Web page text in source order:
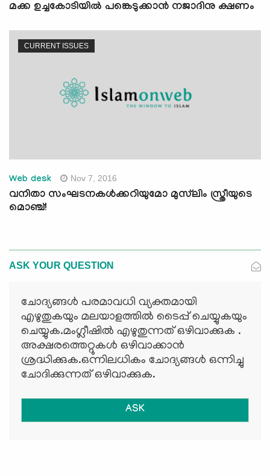
മക്ക ഉച്ചകോടിയില്‍ പങ്കെടുക്കാന്‍ നജാദിനു ക്ഷണം
CURRENT ISSUES
Web desk Nov 7, 2016
വനിതാ സംഘടനകള്‍ക്കറിയുമോ മുസ്‌ലിം സ്ത്രീയുടെ
മൊഞ്ച്!
ASK YOUR QUESTION
ചോദ്യങ്ങള്‍ പരമാവധി വ്യക്തമായി
എഴുതുകയും മലയാളത്തില്‍ ടൈപ്പ് ചെയ്യുകയും
ചെയ്യുക.മംഗ്ലീഷില്‍ എഴുതുന്നത് ഒഴിവാക്കുക .
അക്ഷരത്തെറ്റുകള്‍ ഒഴിവാക്കാന്‍
ശ്രദ്ധിക്കുക.ഒന്നിലധികം ചോദ്യങ്ങള്‍ ഒന്നിച്ചു
ചോദിക്കുന്നത് ഒഴിവാക്കുക.
ASK